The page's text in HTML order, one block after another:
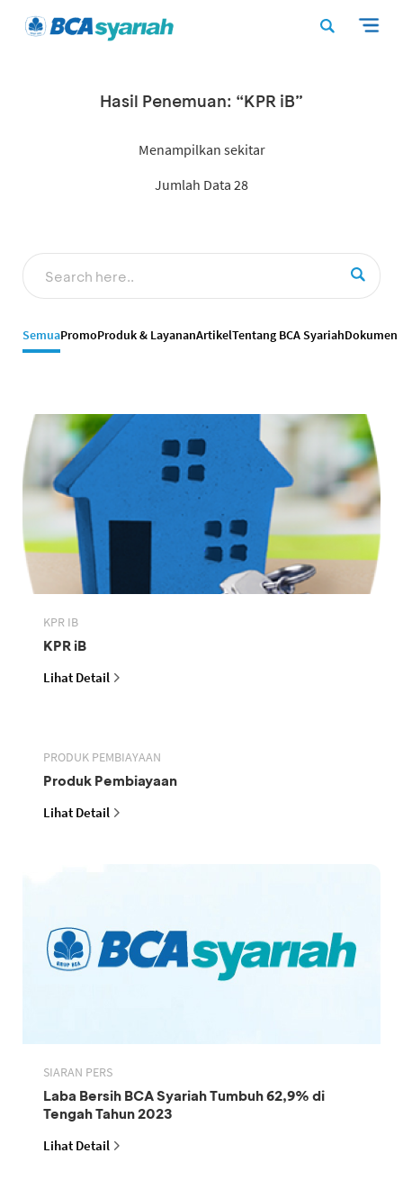
Hasil Penemuan: “KPR iB”
Menampilkan sekitar
Jumlah Data 28
SemuaPromoProduk & LayananArtikelTentang BCA SyariahDokumen
KPR IB
KPR iB
Lihat Detail
PRODUK PEMBIAYAAN
Produk Pembiayaan
Lihat Detail
SIARAN PERS
Laba Bersih BCA Syariah Tumbuh 62,9% di
Tengah Tahun 2023
Lihat Detail